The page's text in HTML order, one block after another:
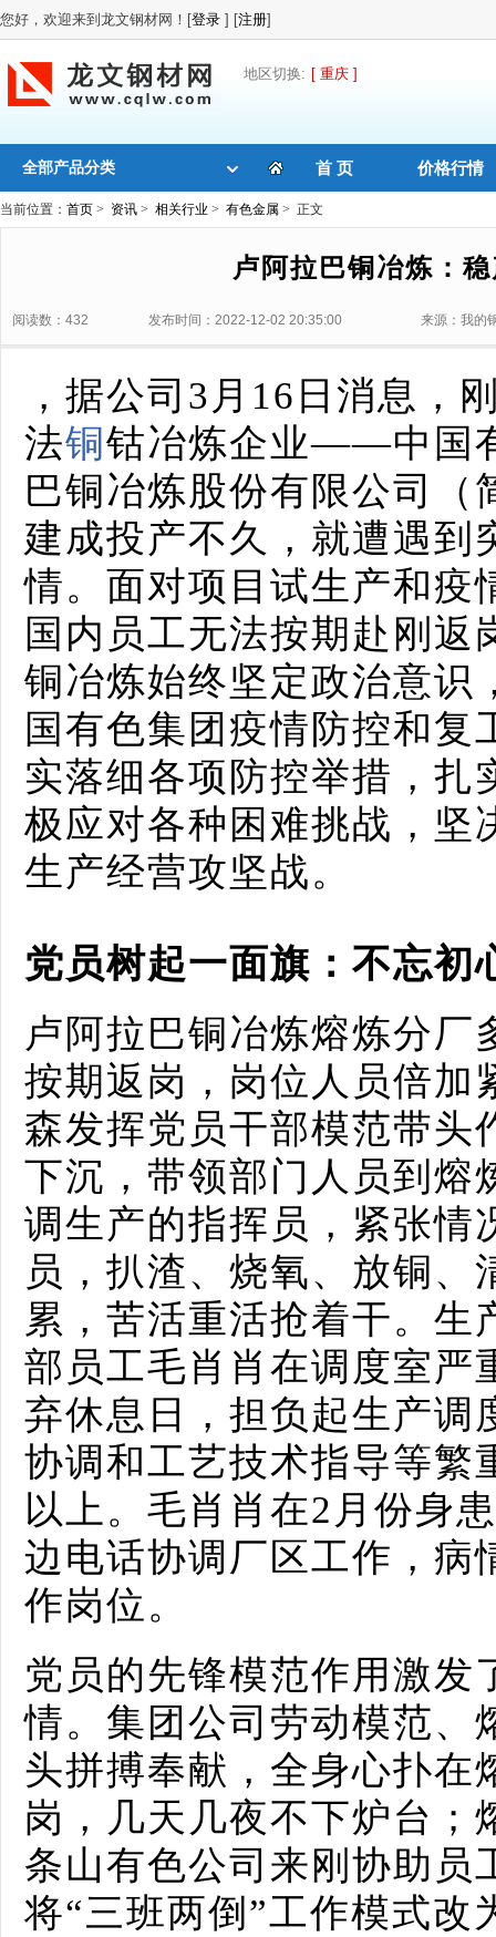
您好，欢迎来到龙文钢材网！[登录 ] [注册]
地区切换: [ 重庆 ]
全部产品分类 首 页 价格行情
当前位置： 首页 > 资讯 > 相关行业 > 有色金属 > 正文
卢阿拉巴铜冶炼：
阅读数：432 发布时间：2022-12-02 20:35:00 来源：我的
，据公司3月16日消息，
法铜钴冶炼企业——中国
巴铜冶炼股份有限公司（
建成投产不久，就遭遇到
情。面对项目试生产和疫
国内员工无法按期赴刚
铜冶炼始终坚定政治意识
国有色集团疫情防控和
实落细各项防控举措，扎
极应对各种困难挑战，坚
生产经营攻坚战。
党员树起一面旗：不忘初
卢阿拉巴铜冶炼熔炼分
按期返岗，岗位人员倍加
森发挥党员干部模范带头
下沉，带领部门人员到熔
调生产的指挥员，紧张情
员，扒渣、烧氧、放铜
累，苦活重活抢着干。
部员工毛肖肖在调度室严
弃休息日，担负起生产调
协调和工艺技术指导等繁
以上。毛肖肖在2月份身
边电话协调厂区工作，病
作岗位。
党员的先锋模范作用激发
情。集团公司劳动模范、
头拼搏奉献，全身心扑在
岗，几天几夜不下炉台；
条山有色公司来刚协助员
将“三班两倒”工作模式改